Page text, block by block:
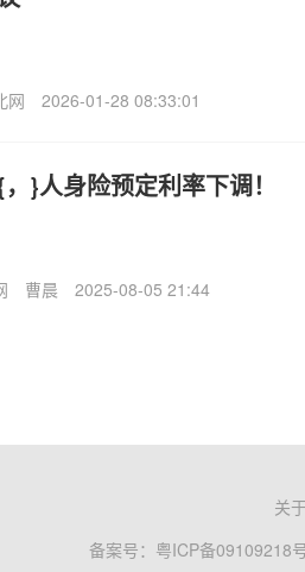
网 2026-01-28 08:33:01
}人身险预定利率下调！
曹晨 2025-08-05 21:44
关
备案号： 粤ICP备09109218